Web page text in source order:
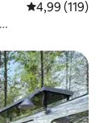
Średnia
4,99 (119)